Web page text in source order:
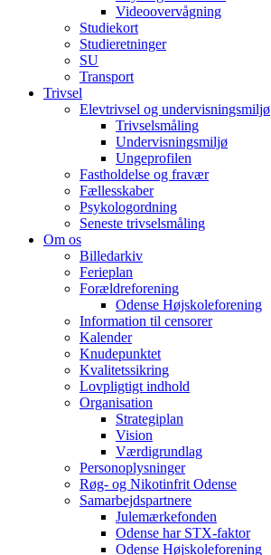
Videoovervågning
Studiekort
Studieretninger
SU
Transport
Trivsel
Elevtrivsel og undervisningsmiljø
Trivselsmåling
Undervisningsmiljø
Ungeprofilen
Fastholdelse og fravær
Fællesskaber
Psykologordning
Seneste trivselsmåling
Om os
Billedarkiv
Ferieplan
Forældreforening
Odense Højskoleforening
Information til censorer
Kalender
Knudepunktet
Kvalitetssikring
Lovpligtigt indhold
Organisation
Strategiplan
Vision
Værdigrundlag
Personoplysninger
Røg- og Nikotinfrit Odense
Samarbejdspartnere
Julemærkefonden
Odense har STX-faktor
Odense Højskoleforening